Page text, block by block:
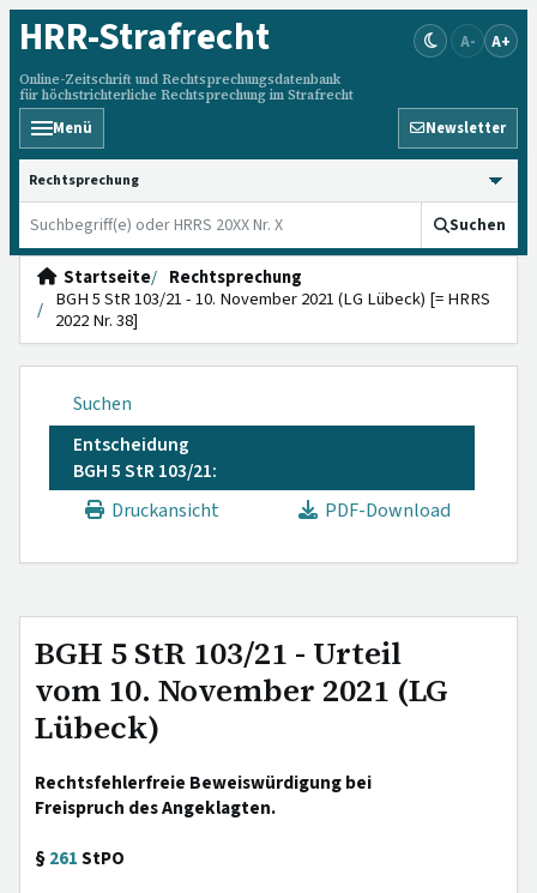
HRR-Strafrecht
Online-Zeitschrift und Rechtsprechungsdatenbank
für höchstrichterliche Rechtsprechung im Strafrecht
A- A+
Menü Newsletter
HRRS durchsuchen
Suchen
Startseite
Rechtsprechung
BGH 5 StR 103/21 - 10. November 2021 (LG Lübeck) [= HRRS
2022 Nr. 38]
Suchen
Entscheidung
BGH 5 StR 103/21:
Druckansicht
PDF-Download
BGH 5 StR 103/21 - Urteil
vom 10. November 2021 (LG
Lübeck)
Rechtsfehlerfreie Beweiswürdigung bei
Freispruch des Angeklagten.
§261StPO